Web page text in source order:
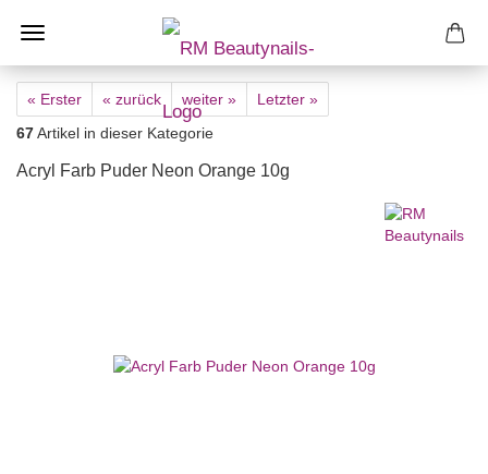
« Erster « zurück weiter »
Letzter »
67Artikel in dieser Kategorie
Acryl Farb Puder Neon Orange 10g